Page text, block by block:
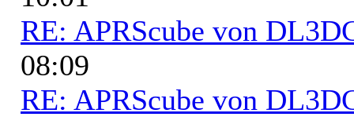
RE: APRScube von
08:09
RE: APRScube von